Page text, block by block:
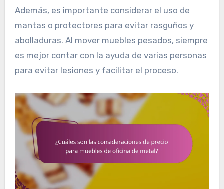
Además, es importante considerar el uso de
mantas o protectores para evitar rasguños y
abolladuras. Al mover muebles pesados, siempre
es mejor contar con la ayuda de varias personas
para evitar lesiones y facilitar el proceso.